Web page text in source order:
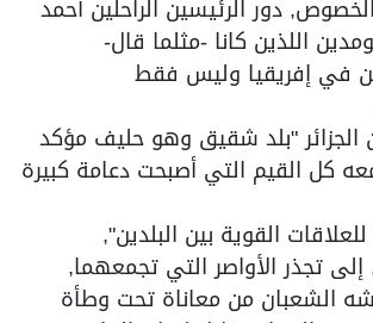
دور الرئيسين الراحلين أحمد
اللذين كانا -مثلما قال-
في إفريقيا وليس فقط
"بلد شقيق وهو حليف مؤكد
كل القيم التي أصبحت دعامة كبيرة
القوية بين البلدين",
تجذر الأواصر التي تجمعهما,
الشعبان من معاناة تحت وطأة